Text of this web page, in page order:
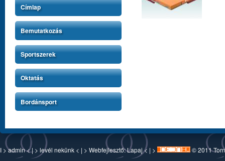
Címlap
Bemutatkozás
Sportszerek
Oktatás
Bordánsport
I >admin< | > levél nekünk < | > Webfejlesztő:Lapaj< | > © 2011